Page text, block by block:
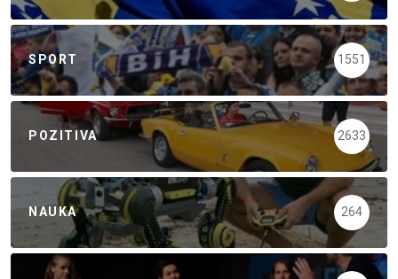
SPORT 1551
POZITIVA 2633
NAUKA 264